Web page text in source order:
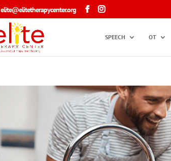
elite@elitetherapycenter.org
SPEECH OT